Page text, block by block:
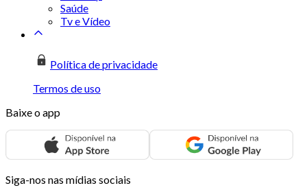
Saúde
Tv e Vídeo
Política de privacidade
Termos de uso
Baixe o app
Siga-nos nas mídias sociais